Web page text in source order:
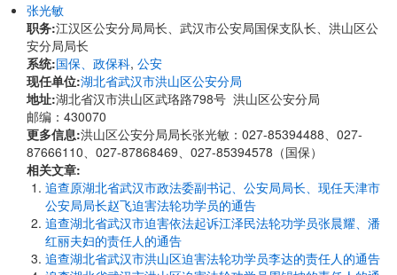
张光敏
职务:江汉区公安分局局长、武汉市公安局国保支队长、洪山区公
安分局局长
系统:国保、政保科, 公安
现任单位:湖北省武汉市洪山区公安分局
地址:湖北省汉市洪山区武珞路798号 洪山区公安分局
邮编：430070
更多信息:洪山区公安分局局长张光敏：027-85394488、027-
87666110、027-87868469、027-85394578（国保）
相关文章:
追查原湖北省武汉市政法委副书记、公安局局长、现任天津市
公安局局长赵飞迫害法轮功学员的通告
追查湖北省武汉市迫害依法起诉江泽民法轮功学员张晨耀、潘
红丽夫妇的责任人的通告
追查湖北省武汉市洪山区迫害法轮功学员李达的责任人的通告